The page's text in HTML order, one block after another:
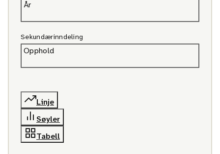
År
Sekundærinndeling
Opphold
Linje
Søyler
Tabell